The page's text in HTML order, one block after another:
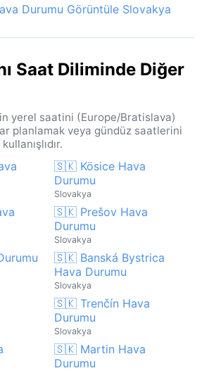
Durumu Görüntüle Slovakya
Saat Diliminde Diğer
yerel saatini (Europe/Bratislava)
planlamak veya gündüz saatlerini
🇸🇰 Kösice Hava
Durumu
Slovakya
🇸🇰 Prešov Hava
Durumu
Slovakya
🇸🇰 Banská Bystrica
Hava Durumu
Slovakya
🇸🇰 Trenčín Hava
Durumu
Slovakya
🇸🇰 Martin Hava
Durumu